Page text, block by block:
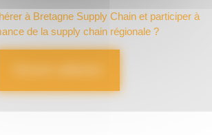
à Bretagne Supply Chain et participer à
de la supply chain régionale ?